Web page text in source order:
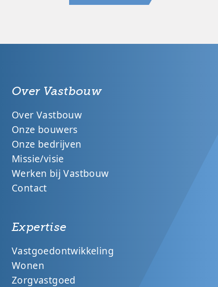
Over Vastbouw
Over Vastbouw
Onze bouwers
Onze bedrijven
Missie/visie
Werken bij Vastbouw
Contact
Expertise
Vastgoedontwikkeling
Wonen
Zorgvastgoed